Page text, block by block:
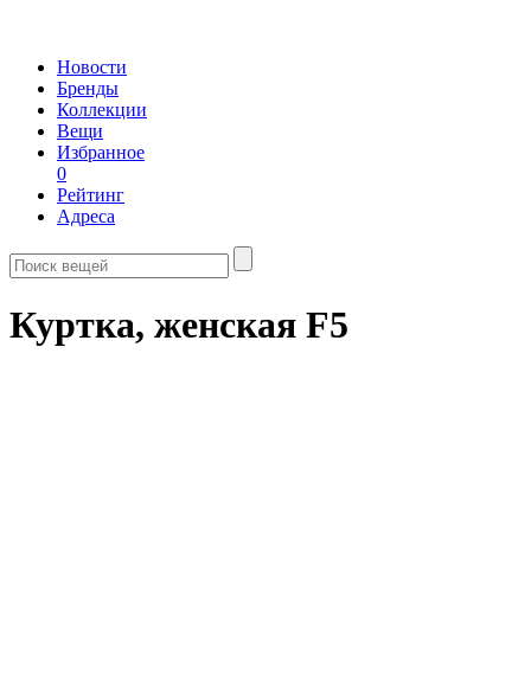
Новости
Бренды
Коллекции
Вещи
Избранное
0
Рейтинг
Адреса
Куртка, женская F5